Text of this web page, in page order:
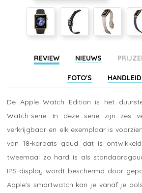
REVIEW NIEUWS
FOTO'S
De Apple Watch Edition is het
Watch-serie. In deze serie zijn zes
verkrijgbaar en elk exemplaar is
van 18-karaats goud dat is
tweemaal zo hard is als
IPS-display wordt beschermd door
Apple's smartwatch kan je vanaf je